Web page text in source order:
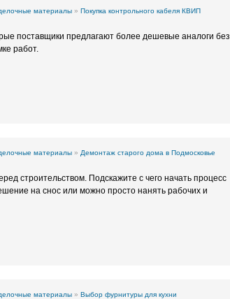
материалы » Покупка контрольного кабеля КВИП
поставщики предлагают более дешевые аналоги без
работ.
материалы » Демонтаж старого дома в Подмосковье
строительством. Подскажите с чего начать процесс
на снос или можно просто нанять рабочих и
материалы » Выбор фурнитуры для кухни